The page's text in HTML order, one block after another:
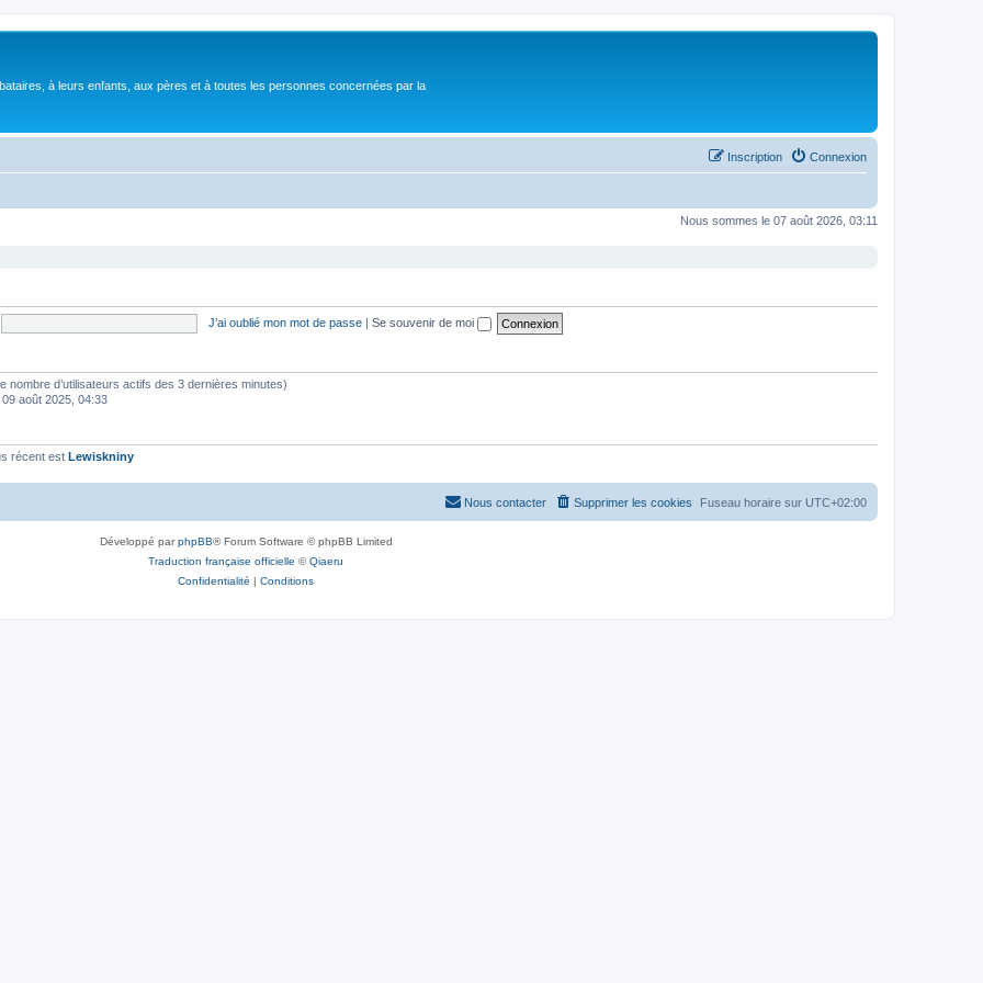
à leurs enfants, aux pères et à toutes les personnes concernées par la
Connexion
Inscription
Nous sommes le 07 août 2026, 03:11
J’ai oublié mon mot de passe | Se souvenir de moi
nombre d’utilisateurs actifs des 3 dernières minutes)
09 août 2025, 04:33
récent est Lewiskniny
Fuseau horaire sur UTC+02:00
Supprimer les cookies
Nous contacter
Développé parphpBB® Forum Software © phpBB Limited
Traduction française officielle ©Qiaeru
Confidentialité | Conditions